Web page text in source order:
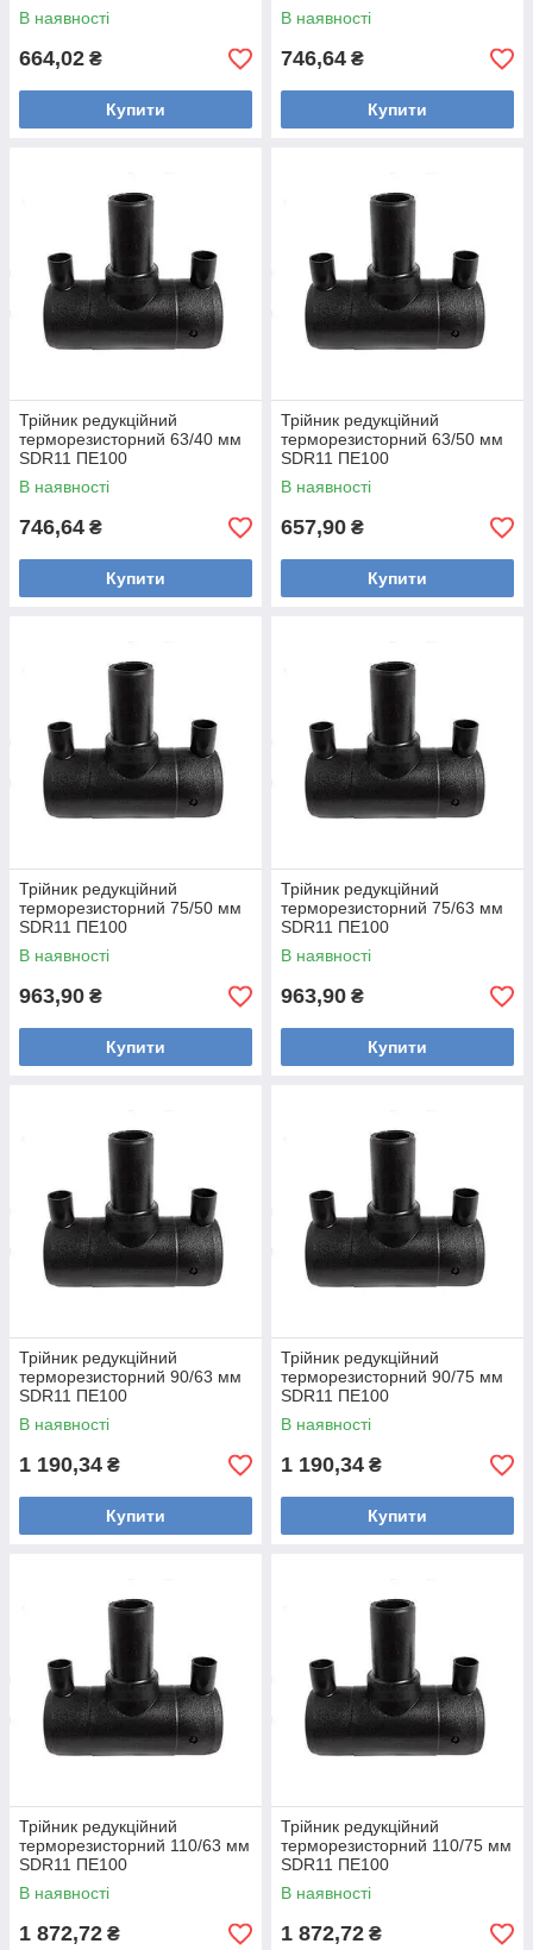
В наявності
664,02 ₴
Купити
В наявності
746,64 ₴
Купити
Трійник редукційний
терморезисторний 63/40 мм
SDR11 ПЕ100
В наявності
746,64 ₴
Купити
Трійник редукційний
терморезисторний 63/50 мм
SDR11 ПЕ100
В наявності
657,90 ₴
Купити
Трійник редукційний
терморезисторний 75/50 мм
SDR11 ПЕ100
В наявності
963,90 ₴
Купити
Трійник редукційний
терморезисторний 75/63 мм
SDR11 ПЕ100
В наявності
963,90 ₴
Купити
Трійник редукційний
терморезисторний 90/63 мм
SDR11 ПЕ100
В наявності
1 190,34 ₴
Купити
Трійник редукційний
терморезисторний 90/75 мм
SDR11 ПЕ100
В наявності
1 190,34 ₴
Купити
Трійник редукційний
терморезисторний 110/63 мм
SDR11 ПЕ100
В наявності
1 872,72 ₴
Трійник редукційний
терморезисторний 110/75 мм
SDR11 ПЕ100
В наявності
1 872,72 ₴